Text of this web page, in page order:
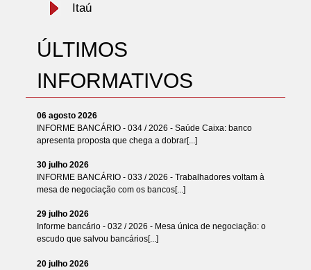
Itaú
ÚLTIMOS
INFORMATIVOS
06 agosto 2026
INFORME BANCÁRIO - 034 / 2026 - Saúde Caixa: banco
apresenta proposta que chega a dobrar[...]
30 julho 2026
INFORME BANCÁRIO - 033 / 2026 - Trabalhadores voltam à
mesa de negociação com os bancos[...]
29 julho 2026
Informe bancário - 032 / 2026 - Mesa única de negociação: o
escudo que salvou bancários[...]
20 julho 2026